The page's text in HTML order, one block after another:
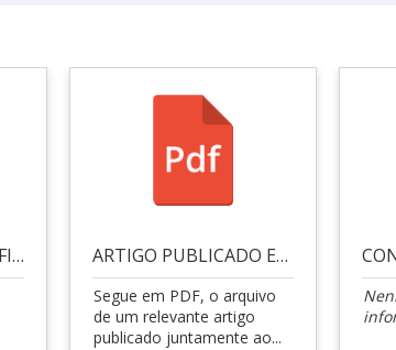
APRESENTAÇÃO PROFISSIONAL ARTIGO PUBLICADO EM REVISTA
Segue em PDF, o arquivo
de um relevante artigo
publicado juntamente ao...